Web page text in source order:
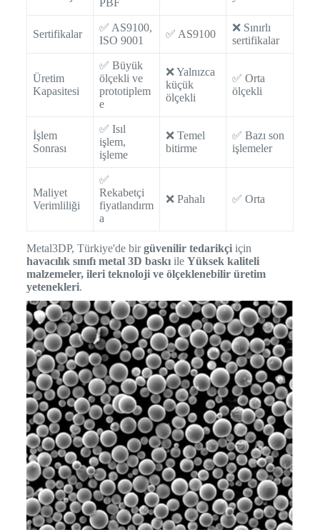
PBF
Sertifikalar
✅ AS9100,
ISO 9001
✅ AS9100
❌ Sınırlı
sertifikalar
Üretim
Kapasitesi
✅ Büyük
ölçekli ve
prototiplem
e
❌ Yalnızca
küçük
ölçekli
✅ Orta
ölçekli
İşlem
Sonrası
✅ Isıl
işlem,
işleme
❌ Temel
bitirme
✅ Bazı son
işlemeler
Maliyet
Verimliliği
✅
Rekabetçi
fiyatlandırm
a
❌ Pahalı ✅ Orta
Metal3DP, Türkiye'de birgüvenilir tedarikçiiçin
havacılık sınıfı metal 3D baskıile Yüksek kaliteli
malzemeler, ileri teknoloji ve ölçeklenebilir üretim
yetenekleri.